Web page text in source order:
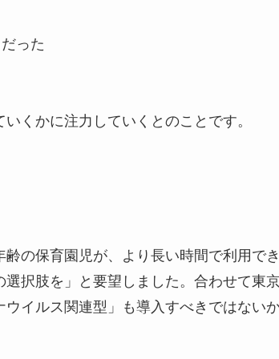
った
くかに注力していくとのことです。
の保育園児が、より長い時間で利用でき
択肢を」と要望しました。合わせて東
イルス関連型」も導入すべきではない